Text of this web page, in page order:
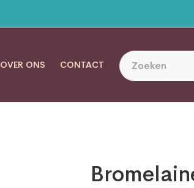
OVER ONS CONTACT